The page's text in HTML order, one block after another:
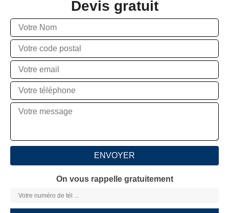
Devis gratuit
On vous rappelle gratuitement